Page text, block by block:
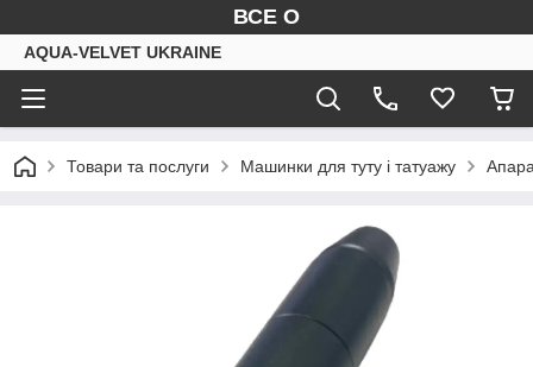
ВСЕ О
AQUA-VELVET UKRAINE
Товари та послуги Машинки для туту і татуажу